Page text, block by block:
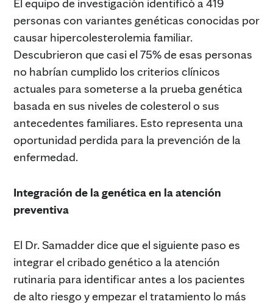
El equipo de investigación identificó a 419
personas con variantes genéticas conocidas por
causar hipercolesterolemia familiar.
Descubrieron que casi el 75% de esas personas
no habrían cumplido los criterios clínicos
actuales para someterse a la prueba genética
basada en sus niveles de colesterol o sus
antecedentes familiares. Esto representa una
oportunidad perdida para la prevención de la
enfermedad.
Integración de la genética en la atención
preventiva
El Dr. Samadder dice que el siguiente paso es
integrar el cribado genético a la atención
rutinaria para identificar antes a los pacientes
de alto riesgo y empezar el tratamiento lo más